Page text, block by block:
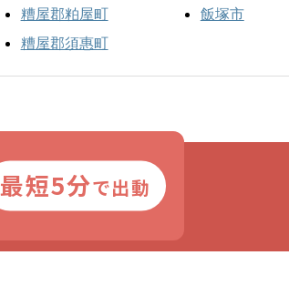
糟屋郡粕屋町
糟屋郡須惠町
飯塚市
最短5分で出動